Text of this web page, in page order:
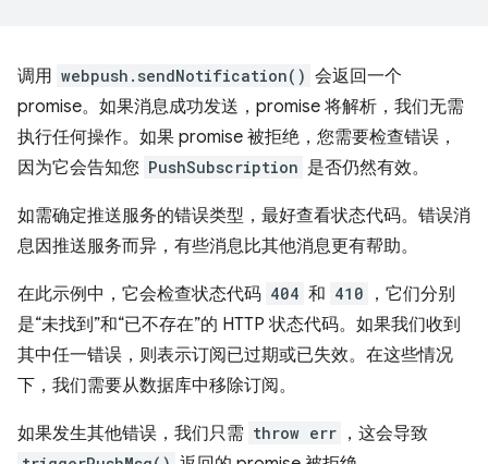
调用 webpush.sendNotification() 会返回一个
promise。如果消息成功发送，promise 将解析，我们无需
执行任何操作。如果 promise 被拒绝，您需要检查错误，
因为它会告知您 PushSubscription 是否仍然有效。
如需确定推送服务的错误类型，最好查看状态代码。错误消
息因推送服务而异，有些消息比其他消息更有帮助。
在此示例中，它会检查状态代码 404 和 410
，它们分别
是“未找到”和“已不存在”的 HTTP 状态代码。如果我们收到
其中任一错误，则表示订阅已过期或已失效。在这些情况
下，我们需要从数据库中移除订阅。
如果发生其他错误，我们只需 throw err ，这会导致